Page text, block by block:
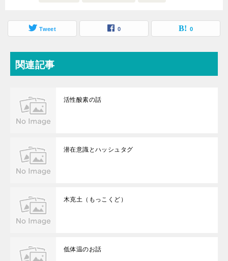
Tweet 0 0
関連記事
活性酸素の話
潜在意識とハッシュタグ
木克土（もっこくど）
低体温のお話